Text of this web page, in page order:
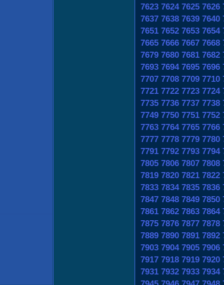
7623 7624 7625 7626
7637 7638 7639 7640
7651 7652 7653 7654
7665 7666 7667 7668
7679 7680 7681 7682
7693 7694 7695 7696
7707 7708 7709 7710
7721 7722 7723 7724
7735 7736 7737 7738
7749 7750 7751 7752
7763 7764 7765 7766
7777 7778 7779 7780
7791 7792 7793 7794
7805 7806 7807 7808
7819 7820 7821 7822
7833 7834 7835 7836
7847 7848 7849 7850
7861 7862 7863 7864
7875 7876 7877 7878
7889 7890 7891 7892
7903 7904 7905 7906
7917 7918 7919 7920
7931 7932 7933 7934